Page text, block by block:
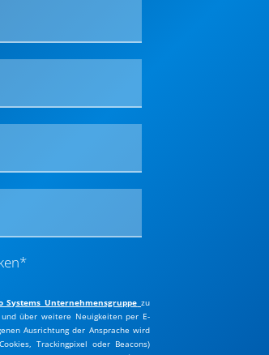
Systems Unternehmensgruppe zu
über weitere Neuigkeiten per E-
Ausrichtung der Ansprache wird
Trackingpixel oder Beacons)